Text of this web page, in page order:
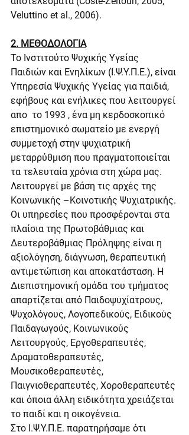
Veluttino et al., 2006).
2. ΜΕΘΟΔΟΛΟΓΙΑ
Το Ινστιτούτο Ψυχικής Υγείας
Παιδιών και Ενηλίκων (Ι.Ψ.Υ.Π.Ε.), είναι
Υπηρεσία Ψυχικής Υγείας για παιδιά,
εφήβους και ενήλικες που λειτουργεί
απο  το 1993 , ένα μη κερδοσκοπικό
επιστημονικό σωματείο με ενεργή
συμμετοχή στην ψυχιατρική
μεταρρύθμιση που πραγματοποιείται
τα τελευταία χρόνια στη χώρα μας.
Λειτουργεί με βάση τις αρχές της
Κοινωνικής –Κοινοτικής Ψυχιατρικής.
Οι υπηρεσίες που προσφέρονται στα
πλαίσια της Πρωτοβάθμιας και
Δευτεροβάθμιας Πρόληψης είναι η
αξιολόγηση, διάγνωση, θεραπευτική
αντιμετώπιση και αποκατάσταση. Η
Διεπιστημονική ομάδα του τμήματος
απαρτίζεται από Παιδοψυχίατρους,
Ψυχολόγους, Λογοπεδικούς, Ειδικούς
Παιδαγωγούς, Κοινωνικούς
Λειτουργούς, Εργοθεραπευτές,
Δραματοθεραπευτές,
Μουσικοθεραπευτές,
Παιγνιοθεραπευτές, Χοροθεραπευτές
και όποια άλλη ειδικότητα χρειάζεται
το παιδί και η οικογένεια.
Στο Ι.Ψ.Υ.Π.Ε. παρατηρήσαμε ότι